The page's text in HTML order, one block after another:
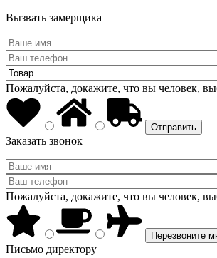
Вызвать замерщика
Пожалуйста, докажите, что вы человек,
Заказать звонок
Пожалуйста, докажите, что вы человек,
Письмо директору